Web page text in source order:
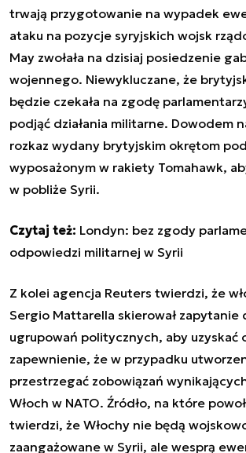
trwają przygotowanie na wypadek
ataku na pozycje syryjskich wojsk
May zwołała na dzisiaj posiedzenie
wojennego. Niewykluczane, że
będzie czekała na zgodę
podjąć działania militarne. Dowodem
rozkaz wydany brytyjskim okrętom
wyposażonym w rakiety Tomahawk,
w pobliże Syrii.
Czytaj też: Londyn: bez zgody
odpowiedzi militarnej w Syrii
Z kolei agencja Reuters twierdzi, że
Sergio Mattarella skierował zapytanie
ugrupowań politycznych, aby uzyskać
zapewnienie, że w przypadku
przestrzegać zobowiązań
Włoch w NATO. Źródło, na które
twierdzi, że Włochy nie będą
zaangażowane w Syrii, ale wesprą